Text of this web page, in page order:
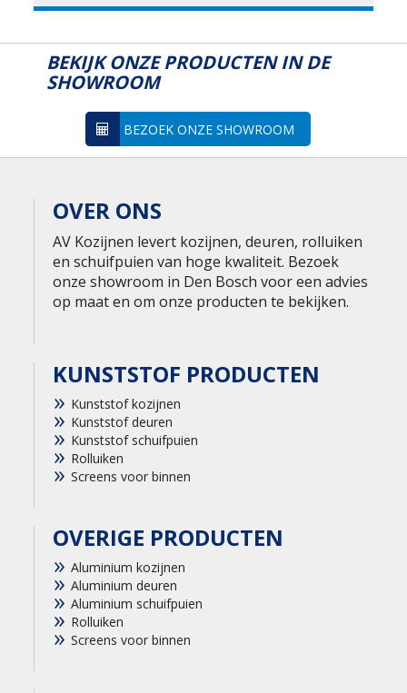
BEKIJK ONZE PRODUCTEN IN DE
SHOWROOM
BEZOEK ONZE SHOWROOM
OVER ONS
AV Kozijnen levert kozijnen, deuren, rolluiken
en schuifpuien van hoge kwaliteit. Bezoek
onze showroom in Den Bosch voor een advies
op maat en om onze producten te bekijken.
KUNSTSTOF PRODUCTEN
Kunststof kozijnen
Kunststof deuren
Kunststof schuifpuien
Rolluiken
Screens voor binnen
OVERIGE PRODUCTEN
Aluminium kozijnen
Aluminium deuren
Aluminium schuifpuien
Rolluiken
Screens voor binnen